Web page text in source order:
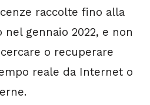
raccolte fino alla
gennaio 2022, e non
o recuperare
reale da Internet o